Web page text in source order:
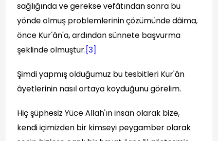
sağlığında ve gerekse vefâtından sonra bu
yönde olmuş problemlerinin çözümünde dâima,
önce Kur'ân'a, ardından sünnete başvurma
şeklinde olmuştur.[3]
Şimdi yapmış olduğumuz bu tesbitleri Kur'ân
âyetlerinin nasıl ortaya koyduğunu görelim.
Hiç şüphesiz Yüce Allah'ın insan olarak bize,
kendi içimizden bir kimseyi peygamber olarak